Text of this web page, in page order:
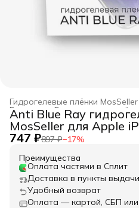
Гидрогелевые плёнки MosSeller
Гидрогелевые
Главная ›
Anti Blue Ray
MosSeller для Apple
747 ₽897 ₽−17%
Преимущества
Оплата частями в Сплит
Доставка в пункты
Удобный возврат
Оплата — картой, СБП